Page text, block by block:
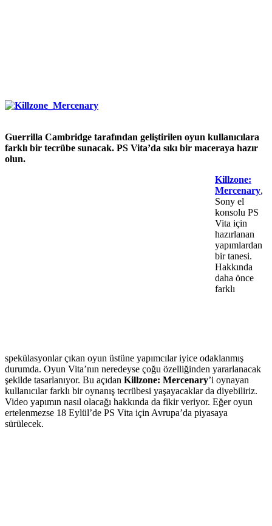
Guerrilla Cambridge tarafından geliştirilen oyun kullanıcılara
farklı bir tecrübe sunacak. PS Vita’da sıkı bir maceraya hazır
olun.
Killzone:
Mercenary,
Sony el
konsolu PS
Vita için
hazırlanan
yapımlardan
bir tanesi.
Hakkında
daha önce
farklı
spekülasyonlar çıkan oyun üstüne yapımcılar iyice odaklanmış
durumda. Oyun Vita’nın neredeyse çoğu özelliğinden yararlanacak
şekilde tasarlanıyor. Bu açıdan Killzone: Mercenary’i oynayan
kullanıcılar farklı bir oynanış tecrübesi yaşayacaklar da diyebiliriz.
Video yapımın nasıl olacağı hakkında da fikir veriyor. Eğer oyun
ertelenmezse 18 Eylül’de PS Vita için Avrupa’da piyasaya
sürülecek.